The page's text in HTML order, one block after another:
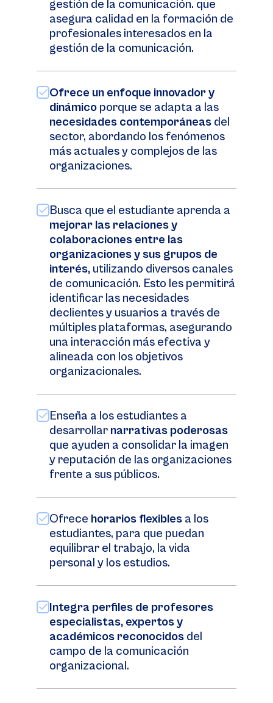
gestión de la comunicación. que
asegura calidad en la formación de
profesionales interesados en la
gestión de la comunicación.
Ofrece un enfoque innovador y
dinámico porque se adapta a las
necesidades contemporáneas del
sector, abordando los fenómenos
más actuales y complejos de las
organizaciones.
Busca que el estudiante aprenda a
mejorar las relaciones y
colaboraciones entre las
organizaciones y sus grupos de
interés, utilizando diversos canales
de comunicación. Esto les permitirá
identificar las necesidades
declientes y usuarios a través de
múltiples plataformas, asegurando
una interacción más efectiva y
alineada con los objetivos
organizacionales.
Enseña a los estudiantes a
desarrollar narrativas poderosas
que ayuden a consolidar la imagen
y reputación de las organizaciones
frente a sus públicos.
Ofrece horarios flexibles a los
estudiantes, para que puedan
equilibrar el trabajo, la vida
personal y los estudios.
Integra perfiles de profesores
especialistas, expertos y
académicos reconocidos del
campo de la comunicación
organizacional.